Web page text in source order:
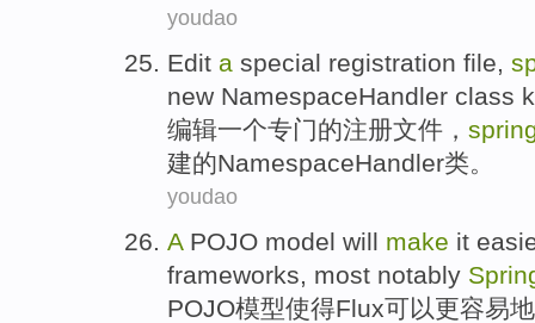
youdao
Edit a special registration file,
new NamespaceHandler class
编辑一个专门的注册文件 ，
建的NamespaceHandler类。
youdao
APOJO model will make it
frameworks, most notably
POJO模型使得Flux可以更容易地